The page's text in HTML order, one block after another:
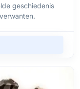
geschiedenis